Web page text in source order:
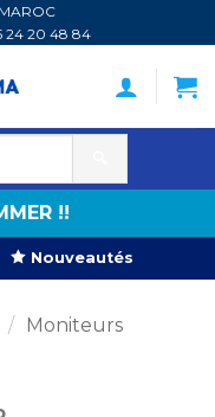
24 20 48 84
!!
Nouveautés
/ Moniteurs